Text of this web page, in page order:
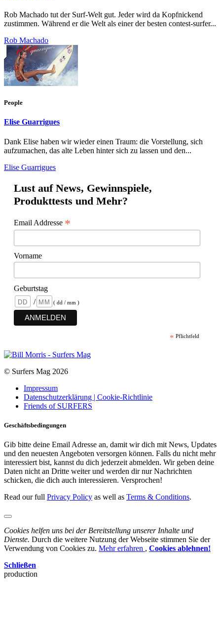
Rob Machado tut der Surf-Welt gut. Jeder wird da Kopfnickend
zustimmen. Während er die Welt als einer der besten contest-surfer...
Rob Machado
People
Elise Guarrigues
Dank Elise haben wir wieder einen Traum: die Vorstellung, sich
aufzumachen, das alte Leben hinter sich zu lassen und den...
Elise Guarrigues
Lust auf News, Gewinnspiele,
Produkttests und Mehr?
Email Addresse *
Vorname
Geburtstag
/
( dd / mm )
* Pflichtfeld
© Surfers Mag 2026
Impressum
Datenschutzerklärung | Cookie-Richtlinie
Friends of SURFERS
Geschäftsbedingungen
Gib bitte deine Email Adresse an, damit wir dich mit News, Updates
und den neuesten Angeboten versorgen können. Falls du nicht mehr
interessiert bist, kannst du dich jederzeit abmelden. Wir geben deine
Daten nicht an Dritte weiter und werden dir nur Nachrichten
schicken, die dich auch interessieren. Versprochen!
Read our full Privacy Policy as well as Terms & Conditions.
Cookies helfen uns bei der Bereitstellung unserer Inhalte und
Dienste. Durch die weitere Nutzung der Webseite stimmen Sie der
Verwendung von Cookies zu. Mehr erfahren , Cookies ablehnen!
Schließen
production